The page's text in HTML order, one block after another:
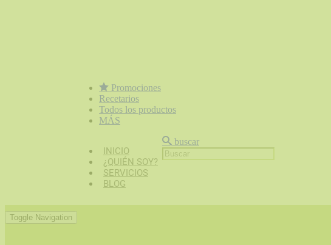
Promociones
Recetarios
Todos los productos
MÁS
INICIO
¿QUIÉN SOY?
SERVICIOS
BLOG
buscar
Toggle Navigation